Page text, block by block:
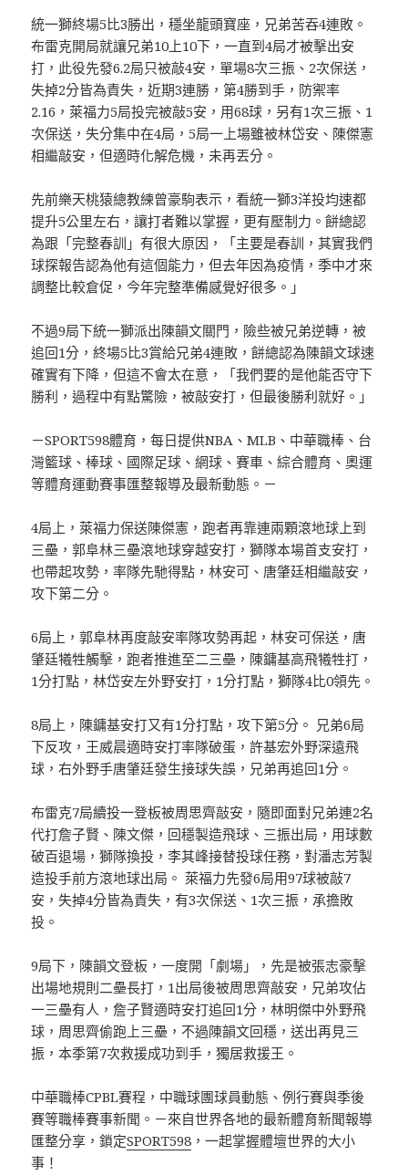
統一獅終場5比3勝出，穩坐龍頭寶座，兄弟苦吞4連敗。
布雷克開局就讓兄弟10上10下，一直到4局才被擊出安
打，此役先發6.2局只被敲4安，單場8次三振、2次保送，
失掉2分皆為責失，近期3連勝，第4勝到手，防禦率
2.16，萊福力5局投完被敲5安，用68球，另有1次三振、1
次保送，失分集中在4局，5局一上場雖被林岱安、陳傑憲
相繼敲安，但適時化解危機，未再丟分。
先前樂天桃猿總教練曾豪駒表示，看統一獅3洋投均速都
提升5公里左右，讓打者難以掌握，更有壓制力。餅總認
為跟「完整春訓」有很大原因，「主要是春訓，其實我們
球探報告認為他有這個能力，但去年因為疫情，季中才來
調整比較倉促，今年完整準備感覺好很多。」
不過9局下統一獅派出陳韻文關門，險些被兄弟逆轉，被
追回1分，終場5比3賞給兄弟4連敗，餅總認為陳韻文球速
確實有下降，但這不會太在意，「我們要的是他能否守下
勝利，過程中有點驚險，被敲安打，但最後勝利就好。」
－SPORT598體育，每日提供NBA、MLB、中華職棒、台
灣籃球、棒球、國際足球、網球、賽車、綜合體育、奧運
等體育運動賽事匯整報導及最新動態。－
4局上，萊福力保送陳傑憲，跑者再靠連兩顆滾地球上到
三壘，郭阜林三壘滾地球穿越安打，獅隊本場首支安打，
也帶起攻勢，率隊先馳得點，林安可、唐肇廷相繼敲安，
攻下第二分。
6局上，郭阜林再度敲安率隊攻勢再起，林安可保送，唐
肇廷犧牲觸擊，跑者推進至二三壘，陳鏞基高飛犧牲打，
1分打點，林岱安左外野安打，1分打點，獅隊4比0領先。
8局上，陳鏞基安打又有1分打點，攻下第5分。 兄弟6局
下反攻，王威晨適時安打率隊破蛋，許基宏外野深遠飛
球，右外野手唐肇廷發生接球失誤，兄弟再追回1分。
布雷克7局續投一登板被周思齊敲安，隨即面對兄弟連2名
代打詹子賢、陳文傑，回穩製造飛球、三振出局，用球數
破百退場，獅隊換投，李其峰接替投球任務，對潘志芳製
造投手前方滾地球出局。 萊福力先發6局用97球被敲7
安，失掉4分皆為責失，有3次保送、1次三振，承擔敗
投。
9局下，陳韻文登板，一度開「劇場」，先是被張志豪擊
出場地規則二壘長打，1出局後被周思齊敲安，兄弟攻佔
一三壘有人，詹子賢適時安打追回1分，林明傑中外野飛
球，周思齊偷跑上三壘，不過陳韻文回穩，送出再見三
振，本季第7次救援成功到手，獨居救援王。
中華職棒CPBL賽程，中職球團球員動態、例行賽與季後
賽等職棒賽事新聞。－來自世界各地的最新體育新聞報導
匯整分享，鎖定SPORT598 ，一起掌握體壇世界的大小
事！